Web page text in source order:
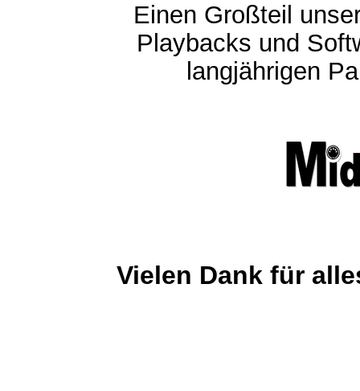
Einen Großteil
Playbacks und
langjährigen
Vielen Dank für